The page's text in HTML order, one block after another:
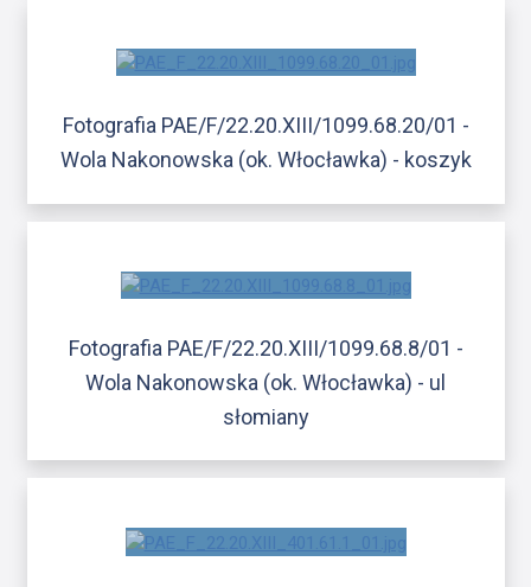
Fotografia PAE/F/22.20.XIII/1099.68.20/01 -
Wola Nakonowska (ok. Włocławka) - koszyk
Fotografia PAE/F/22.20.XIII/1099.68.8/01 -
Wola Nakonowska (ok. Włocławka) - ul
słomiany